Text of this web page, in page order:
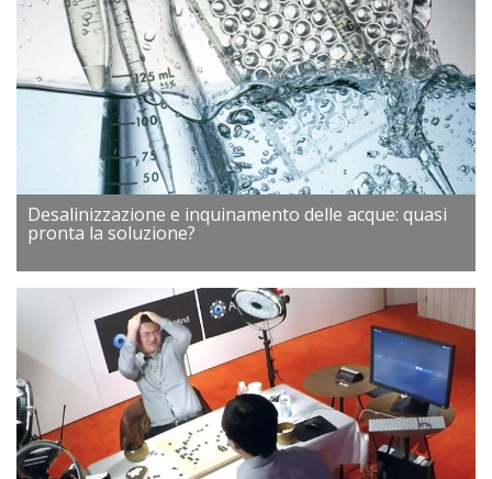
Desalinizzazione e inquinamento delle acque: quasi
pronta la soluzione?